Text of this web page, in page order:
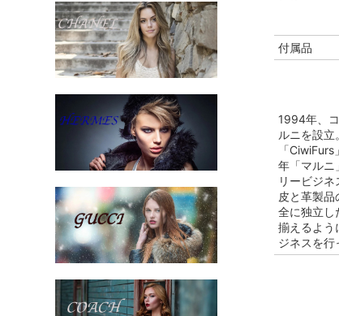
付属品
1994年、
ルニを設
「
年「マルニ
リービジ
皮と革製
全に独立し
揃えるよう
ジネスを行